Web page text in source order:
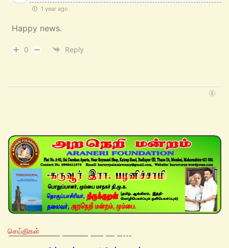
1 year ago
Happy news.
0 Reply
செய்திகள்